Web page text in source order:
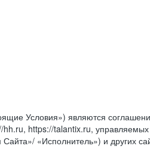
Условия») являются
hh.ru, https://talantix.ru,
«Исполнитель») и других